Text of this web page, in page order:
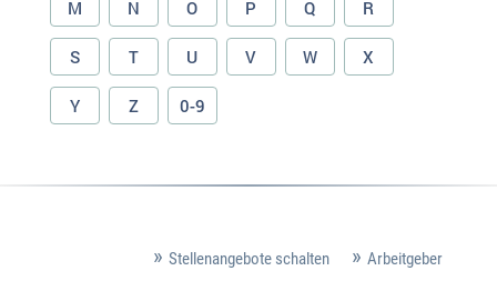
M N O P Q R
S T U V W X
Y Z 0-9
Stellenangebote schalten Arbeitgeber